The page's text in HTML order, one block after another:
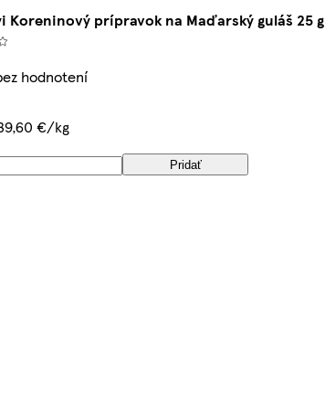
Koreninový prípravok na Maďarský guláš 25 g
hodnotení
€/kg
Pridať